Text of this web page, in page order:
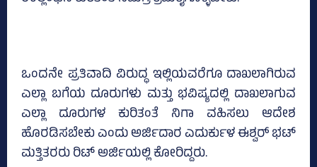
ಒಂದನೇ ಪ್ರತಿವಾದಿ ವಿರುದ್ಧ ಇಲ್ಲಿಯವರೆಗೂ ದಾಖಲಾಗಿರುವ
ಎಲ್ಲಾ ಬಗೆಯ ದೂರುಗಳು ಮತ್ತು ಭವಿಷ್ಯದಲ್ಲಿ ದಾಖಲಾಗುವ
ಎಲ್ಲಾ ದೂರುಗಳ ಕುರಿತಂತೆ ನಿಗಾ ವಹಿಸಲು ಆದೇಶ
ಹೊರಡಿಸಬೇಕು ಎಂದು ಅರ್ಜಿದಾರ ಎದುರ್ಕುಳ ಈಶ್ವರ್‌ ಭಟ್‌
ಮತ್ತಿತರರು ರಿಟ್‌ ಅರ್ಜಿಯಲ್ಲಿ ಕೋರಿದ್ದರು.